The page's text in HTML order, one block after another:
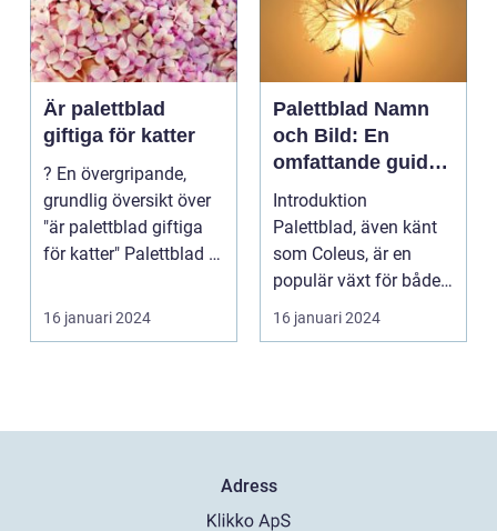
Är palettblad
giftiga för katter
? En övergripande,
grundlig översikt över
"är palettblad giftiga
för katter" Palettblad är
16 januari 2024
Palettblad Namn
och Bild: En
omfattande guide
för
trädgårdsälskare
Introduktion
Palettblad, även känt
som Coleus, är en
populär växt för både
inomhus och
utomhusbruk. ...
16 januari 2024
Adress